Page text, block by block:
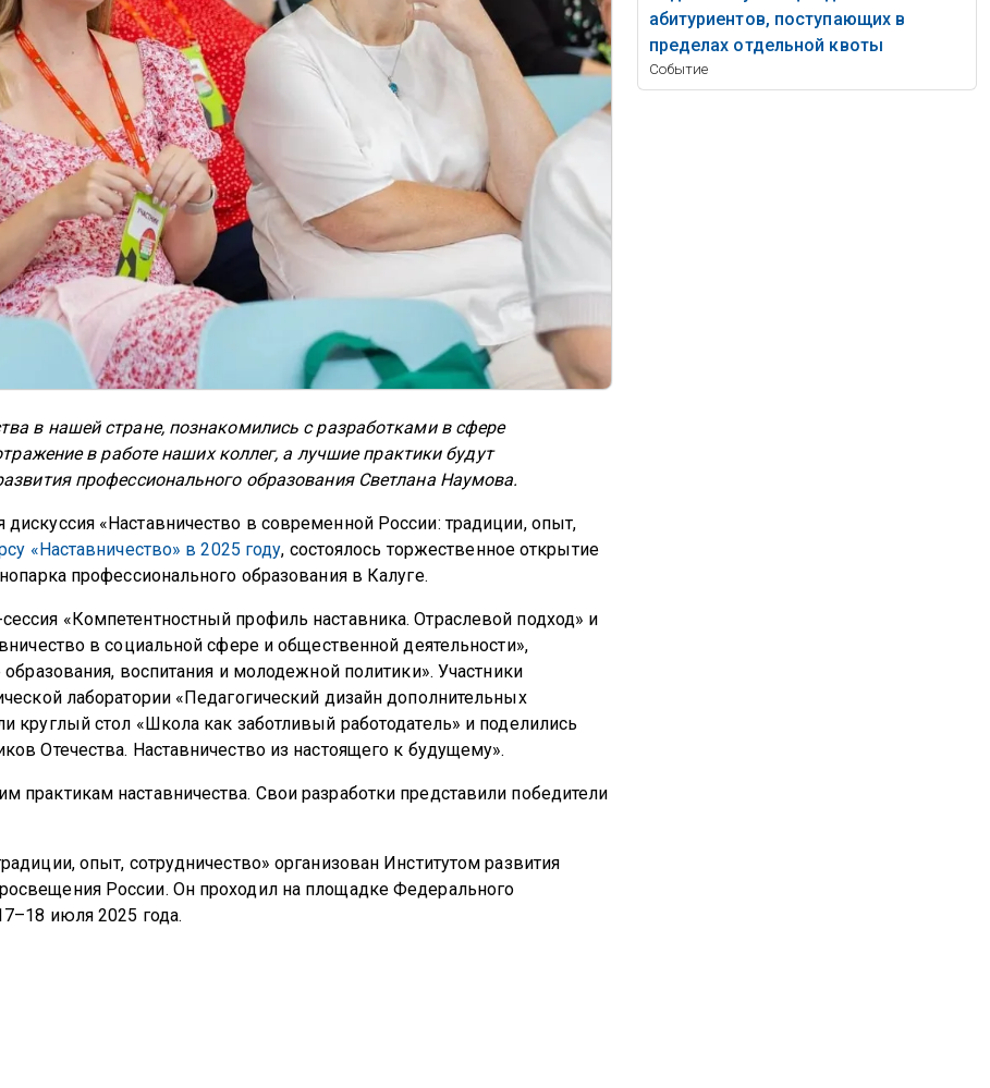
в нашей стране, познакомились с разработками в сфере
в работе наших коллег, а лучшие практики будут
профессионального образования Светлана Наумова.
«Наставничество в современной России: традиции, опыт,
«Наставничество» в 2025 году, состоялось торжественное открытие
профессионального образования в Калуге.
«Компетентностный профиль наставника. Отраслевой подход» и
в социальной сфере и общественной деятельности»,
воспитания и молодежной политики». Участники
лаборатории «Педагогический дизайн дополнительных
круглый стол «Школа как заботливый работодатель» и поделились
Отечества. Наставничество из настоящего к будущему».
наставничества. Свои разработки представили победители
опыт, сотрудничество» организован Институтом развития
России. Он проходил на площадке Федерального
июля 2025 года.
абитуриентов, поступающих в
пределах отдельной квоты
Событие